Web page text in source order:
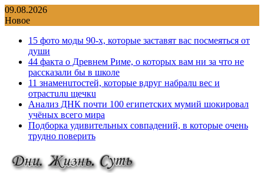
Перейти
к
09.08.2026
Новое
15 фото моды 90-х, которые заставят вас посмеяться от
души
44 факта о Древнем Риме, о которых вам ни за что не
рассказали бы в школе
11 знаменuтостей, которые вдруг набралu вес и
отрастuлu щечкu
Анализ ДНК почти 100 египетских мумий шокировал
учёных всего мира
Подборка удивительных совпадений, в которые очень
трудно поверить